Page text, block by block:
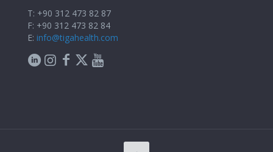
T: +90 312 473 82 87
F: +90 312 473 82 84
E: info@tigahealth.com